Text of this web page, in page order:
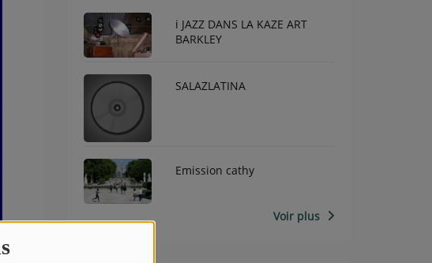
i JAZZ DANS LA KAZE ART
BARKLEY
SALAZLATINA
Emission cathy
Voir plus